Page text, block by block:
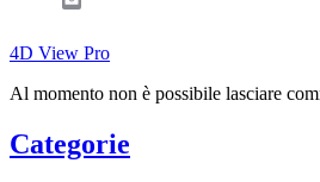
4D View Pro
Al momento non è possibile lasciare
Categorie